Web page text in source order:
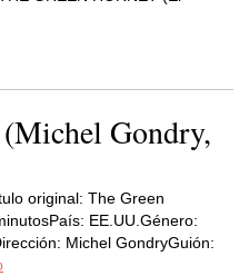
Gondry,
original: The Green
EE.UU.Género:
Michel GondryGuión: